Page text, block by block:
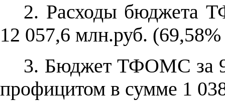
2. Расходы бюджета
12 057,6 млн.руб.
3. Бюджет ТФОМС за 9
профицитом в сумме 1